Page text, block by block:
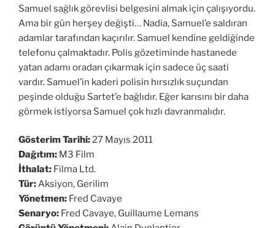
Samuel sağlık görevlisi belgesini almak için çalışıyordu.
Ama bir gün herşey değişti… Nadia, Samuel’e saldıran
adamlar tarafından kaçırılır. Samuel kendine geldiğinde
telefonu çalmaktadır. Polis gözetiminde hastanede
yatan adamı oradan çıkarmak için sadece üç saati
vardır. Samuel’in kaderi polisin hırsızlık suçundan
peşinde olduğu Sartet’e bağlıdır. Eğer karısını bir daha
görmek istiyorsa Samuel çok hızlı davranmalıdır.
Gösterim Tarihi:27 Mayıs 2011
Dağıtım: M3 Film
İthalat: Filma Ltd.
Tür:Aksiyon, Gerilim
Yönetmen: Fred Cavaye
Senaryo: Fred Cavaye, Guillaume Lemans